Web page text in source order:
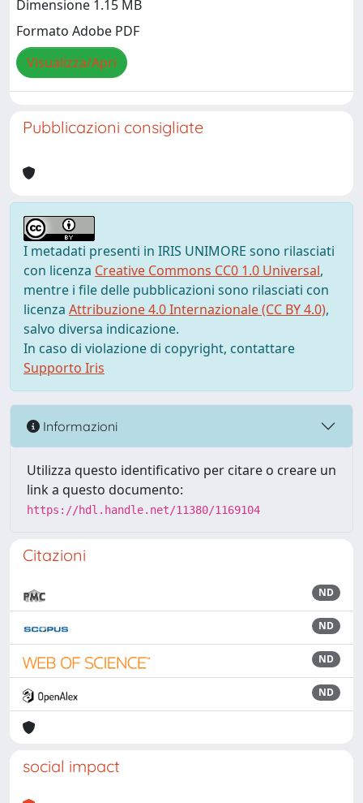
Dimensione 1.15 MB
Formato Adobe PDF
Visualizza/Apri
Pubblicazioni consigliate
I metadati presenti in IRIS UNIMORE sono rilasciati
con licenza Creative Commons CC0 1.0 Universal,
mentre i file delle pubblicazioni sono rilasciati con
licenza Attribuzione 4.0 Internazionale (CC BY 4.0),
salvo diversa indicazione.
In caso di violazione di copyright, contattare
Supporto Iris
Informazioni
Utilizza questo identificativo per citare o creare un
link a questo documento:
https://hdl.handle.net/11380/1169104
Citazioni
ND
ND
ND
ND
social impact